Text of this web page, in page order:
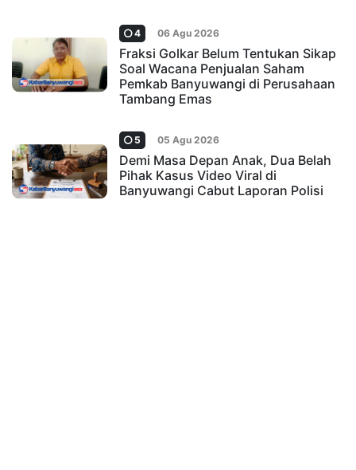
4 06 Agu 2026
Fraksi Golkar Belum Tentukan Sikap
Soal Wacana Penjualan Saham
Pemkab Banyuwangi di Perusahaan
Tambang Emas
5 05 Agu 2026
Demi Masa Depan Anak, Dua Belah
Pihak Kasus Video Viral di
Banyuwangi Cabut Laporan Polisi